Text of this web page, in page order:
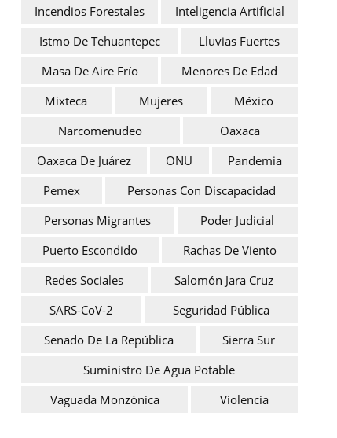
Incendios Forestales
Inteligencia Artificial
Istmo De Tehuantepec
Lluvias Fuertes
Masa De Aire Frío
Menores De Edad
Mixteca
Mujeres
México
Narcomenudeo
Oaxaca
Oaxaca De Juárez
ONU
Pandemia
Pemex
Personas Con Discapacidad
Personas Migrantes
Poder Judicial
Puerto Escondido
Rachas De Viento
Redes Sociales
Salomón Jara Cruz
SARS-CoV-2
Seguridad Pública
Senado De La República
Sierra Sur
Suministro De Agua Potable
Vaguada Monzónica
Violencia